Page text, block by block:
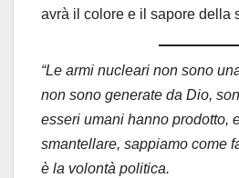
avrà il colore e il sapore della
“Le armi nucleari non sono
non sono generate da Dio,
esseri umani hanno prodotto,
smantellare, sappiamo come
è la volontà politica.